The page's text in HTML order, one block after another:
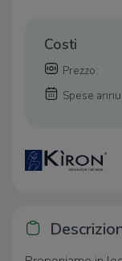
Costi
Prezzo:
Spese